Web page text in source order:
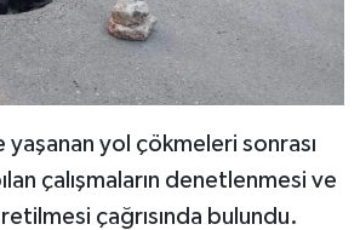
yol çökmeleri sonrası
çalışmaların denetlenmesi ve
çağrısında bulundu.